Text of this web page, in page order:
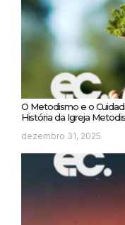
O Metodismo e o
História da Igreja
dezembro 31, 2025